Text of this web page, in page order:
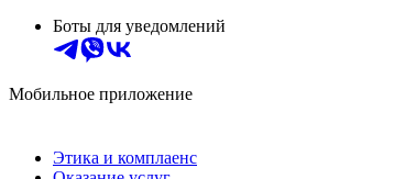
Боты для уведомлений
Мобильное приложение
Этика и комплаенс